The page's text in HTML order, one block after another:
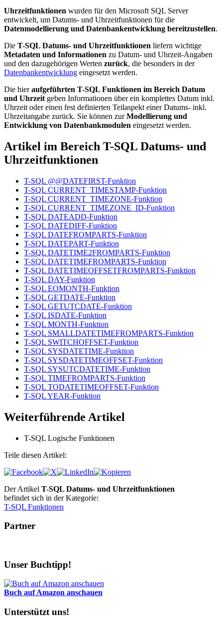
Uhrzeitfunktionen wurden für den Microsoft SQL Server
entwickelt, um Datums- und Uhrzeitfunktionen für die
Datenmodellierung und Datenbankentwicklung bereitzustellen.
Die T-SQL Datums- und Uhrzeitfunktionen liefern wichtige
Metadaten und Informationen zu Datum- und Uhrzeit-Angaben
und den dazugehörigen Werten zurück, die besonders in der
Datenbankentwicklung eingesetzt werden.
Die hieraufgeführten T-SQL Funktionen im Bereich Datum
und Uhrzeit geben Informationen über ein komplettes Datum inkl.
Uhrzeit oder einen fest definierten Teilaspekt einer Datums- inkl.
Uhrzeitangabe zurück. Sie können zurModellierung und
Entwicklung von Datenbankmodulen eingesetzt werden.
Artikel im Bereich T-SQL Datums- und
Uhrzeitfunktionen
T-SQL @@DATEFIRST-Funktion
T-SQL CURRENT_TIMESTAMP-Funktion
T-SQL CURRENT_TIMEZONE-Funktion
T-SQL CURRENT_TIMEZONE_ID-Funktion
T-SQL DATEADD-Funktion
T-SQL DATEDIFF-Funktion
T-SQL DATEFROMPARTS-Funktion
T-SQL DATEPART-Funktion
T-SQL DATETIME2FROMPARTS-Funktion
T-SQL DATETIMEFROMPARTS-Funktion
T-SQL DATETIMEOFFSETFROMPARTS-Funktion
T-SQL DAY-Funktion
T-SQL EOMONTH-Funktion
T-SQL GETDATE-Funktion
T-SQL GETUTCDATE-Funktion
T-SQL ISDATE-Funktion
T-SQL MONTH-Funktion
T-SQL SMALLDATETIMEFROMPARTS-Funktion
T-SQL SWITCHOFFSET-Funktion
T-SQL SYSDATETIME-Funktion
T-SQL SYSDATETIMEOFFSET-Funktion
T-SQL SYSUTCDATETIME-Funktion
T-SQL TIMEFROMPARTS-Funktion
T-SQL TODATETIMEOFFSET-Funktion
T-SQL YEAR-Funktion
Weiterführende Artikel
T-SQL Logische Funktionen
Teile diesen Artikel:
Der Artikel T-SQL Datums- und Uhrzeitfunktionen
befindet sich in der Kategorie:
T-SQL Funktionen
Partner
Unser Buchtipp!
Buch auf Amazon anschauen
Unterstützt uns!